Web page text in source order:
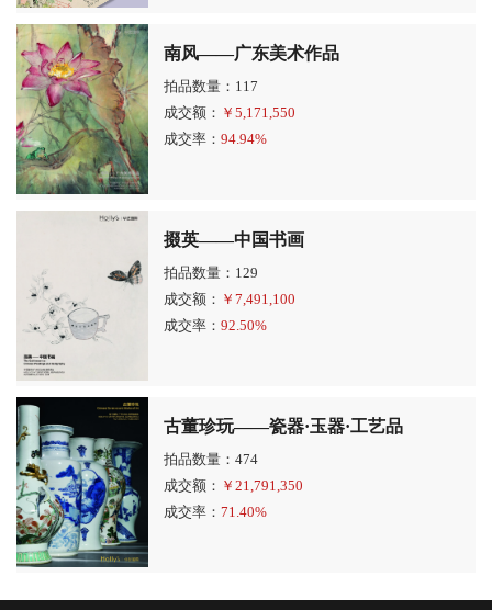
南风——广东美术作品
拍品数量：117
成交额： ￥ 5,171,550
成交率： 94.94%
掇英——中国书画
拍品数量：129
成交额： ￥ 7,491,100
成交率： 92.50%
古董珍玩——瓷器·玉器·工艺品
拍品数量：474
成交额： ￥ 21,791,350
成交率： 71.40%